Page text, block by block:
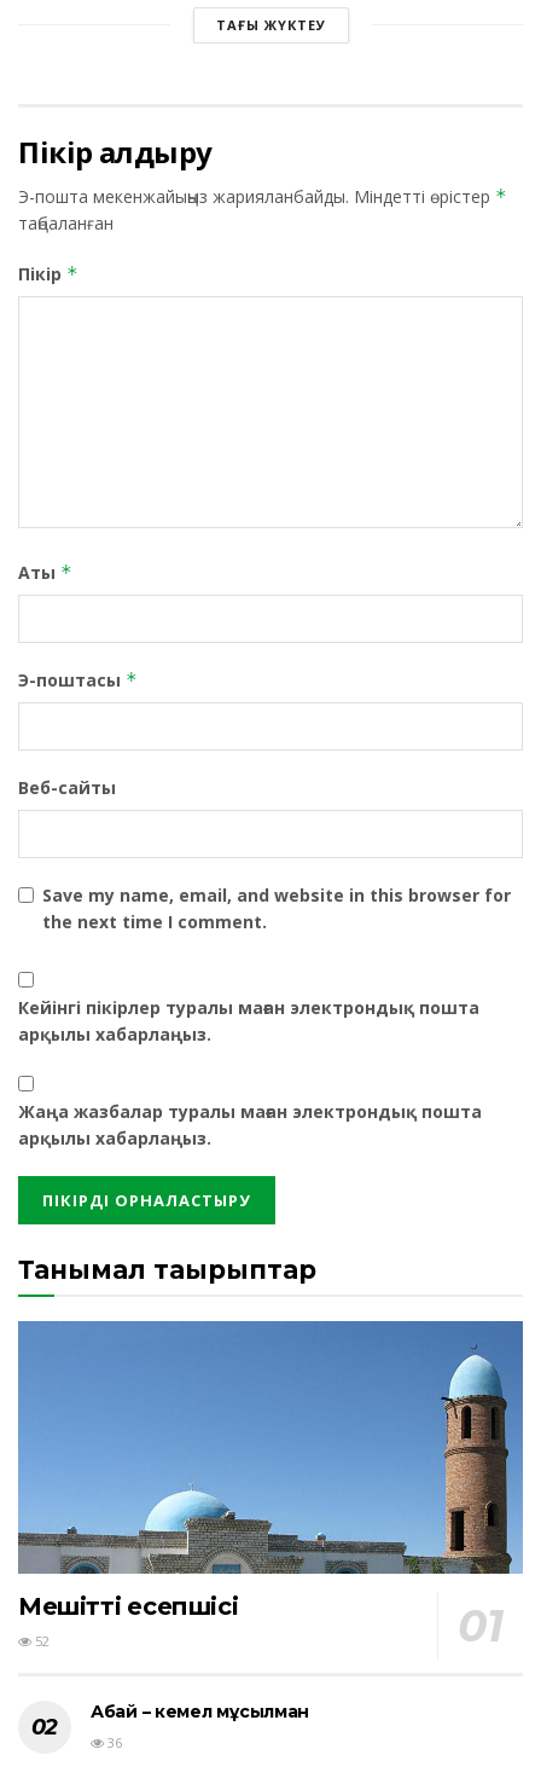
ТАҒЫ ЖҮКТЕУ
Пікір қалдыру
Э-пошта мекенжайыңыз жарияланбайды. Міндетті өрістер *
таңбаланған
Пікір *
Аты *
Э-поштасы *
Веб-сайты
Save my name, email, and website in this browser for
the next time I comment.
Кейінгі пікірлер туралы маған электрондық пошта
арқылы хабарлаңыз.
Жаңа жазбалар туралы маған электрондық пошта
арқылы хабарлаңыз.
Танымал тақырыптар
Мешіттің есепшісі
52
Абай – кемел мұсылман
36